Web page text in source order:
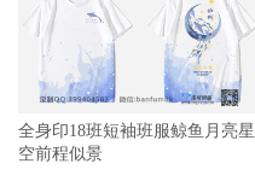
全身印18班短袖班服鲸鱼月亮星
空前程似景